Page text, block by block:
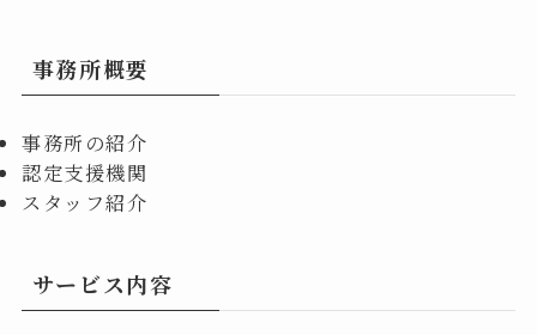
事務所概要
事務所の紹介
認定支援機関
スタッフ紹介
サービス内容